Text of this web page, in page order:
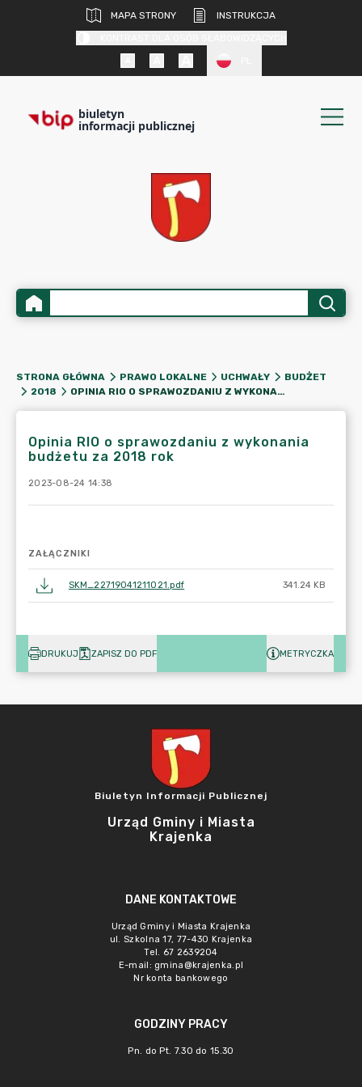
MAPA STRONY
INSTRUKCJA
biuletyn
informacji publicznej
STRONA GŁÓWNA PRAWO LOKALNE UCHWAŁY
BUDŻET
2018
OPINIA RIO O SPRAWOZDANIU Z WYKONANIA BUDŻETU ZA 2018 ROK
Opinia RIO o sprawozdaniu z wykonania
budżetu za 2018 rok
2023-08-24 14:38
ZAŁĄCZNIKI
SKM_22719041211021.pdf 341.24 KB
DRUKUJ ZAPISZ DO PDF METRYCZKA
Biuletyn Informacji Publicznej
Urząd Gminy i Miasta
Krajenka
DANE KONTAKTOWE
Urząd Gminy i Miasta Krajenka
ul. Szkolna 17, 77-430 Krajenka
Tel. 67 2639204
E-mail: gmina@krajenka.pl
Nr konta bankowego
GODZINY PRACY
Pn. do Pt. 7.30 do 15.30